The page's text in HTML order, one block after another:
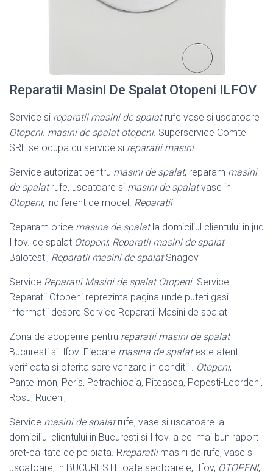
Reparatii Masini De Spalat Otopeni ILFOV
Service si reparatii masini de spalatrufe vase si uscatoare
Otopeni. masini de spalat otopeni. Superservice Comtel
SRL se ocupa cu service si reparatii masini
Service autorizat pentru masini de spalat, reparam masini
de spalatrufe, uscatoare si masini de spalatvase in
Otopeni, indiferent de model. Reparatii
Reparam orice masina de spalatla domiciliul clientului in jud
Ilfov. de spalat Otopeni; Reparatii masini de spalat
Balotesti; Reparatii masini de spalatSnagov
Service Reparatii Masini de spalat Otopeni. Service
Reparatii Otopeni reprezinta pagina unde puteti gasi
informatii despre Service Reparatii Masini de spalat
Zona de acoperire pentru reparatii masini de spalat
Bucuresti si Ilfov. Fiecare masina de spalateste atent
verificata si oferita spre vanzare in conditii . Otopeni,
Pantelimon, Peris, Petrachioaia, Piteasca, Popesti-Leordeni,
Rosu, Rudeni,
Service masini de spalatrufe, vase si uscatoare la
domiciliul clientului in Bucuresti si Ilfov la cel mai bun raport
pret-calitate de pe piata. Rreparatiimasini de rufe, vase si
uscatoare, in BUCURESTI toate sectoarele, Ilfov, OTOPENI,